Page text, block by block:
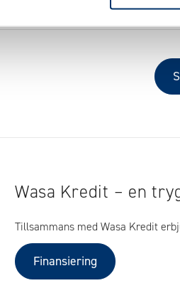
Wasa Kredit – en
Tillsammans med Wasa Kredit
Finansiering